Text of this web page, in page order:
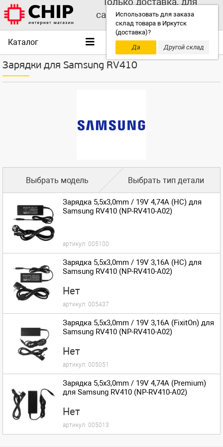
Использовать для заказа
склад товара в Иркутск
(доставка)?
Да
Другой склад
самовывоза выбирайте
другой склад!
Каталог
Зарядки для Samsung RV410
Выбрать модель Выбрать тип детали
Зарядка 5,5x3,0mm / 19V 4,74A (HC) для
Samsung RV410 (NP-RV410-A02)
артикул: 005100
Зарядка 5,5x3,0mm / 19V 3,16A (HC) для
Samsung RV410 (NP-RV410-A02)
Нет
артикул: 005437
Зарядка 5,5x3,0mm / 19V 3,16A (FixitOn) для
Samsung RV410 (NP-RV410-A02)
Нет
артикул: 005051
Зарядка 5,5x3,0mm / 19V 4,74A (Premium)
для Samsung RV410 (NP-RV410-A02)
Нет
артикул: 005013